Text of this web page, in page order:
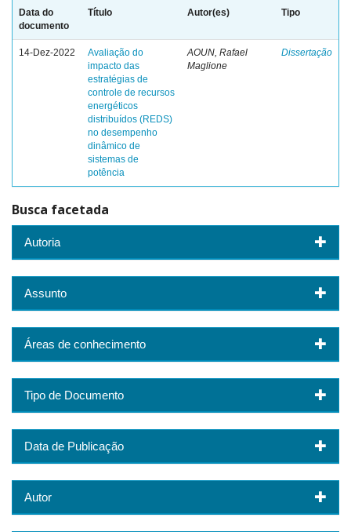
Data do
documento
Título Autor(es) Tipo
14-Dez-2022
Avaliação do
impacto das
estratégias de
controle de recursos
energéticos
distribuídos (REDS)
no desempenho
dinâmico de
sistemas de
potência
AOUN, Rafael
Maglione
Dissertação
Busca facetada
Autoria
Assunto
Áreas de conhecimento
Tipo de Documento
Data de Publicação
Autor